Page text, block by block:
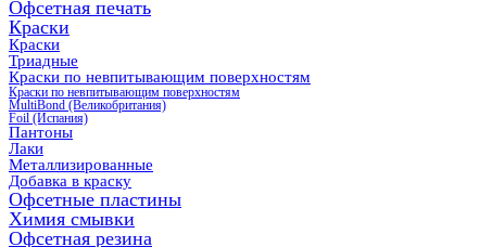
Офсетная печать
Краски
Краски
Триадные
Краски по невпитывающим поверхностям
Краски по невпитывающим поверхностям
MultiBond (Великобритания)
Foil (Испания)
Пантоны
Лаки
Металлизированные
Добавка в краску
Офсетные пластины
Химия смывки
Офсетная резина